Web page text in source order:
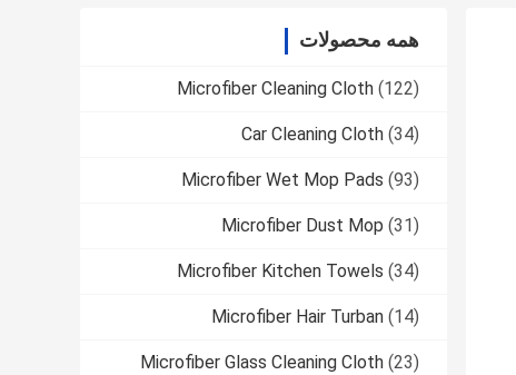
همه محصولات
Microfiber Cleaning Cloth (122)
Car Cleaning Cloth (34)
Microfiber Wet Mop Pads (93)
Microfiber Dust Mop (31)
Microfiber Kitchen Towels (34)
Microfiber Hair Turban (14)
Microfiber Glass Cleaning Cloth (23)